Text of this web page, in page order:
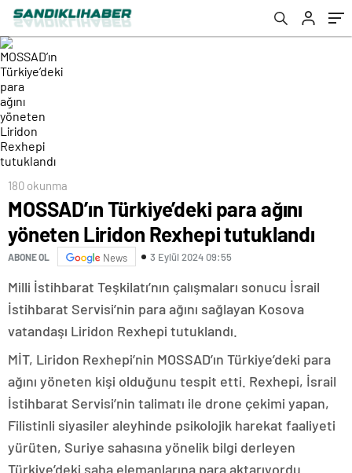
180 okunma
MOSSAD’ın Türkiye’deki para ağını
yöneten Liridon Rexhepi tutuklandı
ABONE OL News 3 Eylül 2024 09:55
Milli İstihbarat Teşkilatı’nın çalışmaları sonucu İsrail
İstihbarat Servisi’nin para ağını sağlayan Kosova
vatandaşı Liridon Rexhepi tutuklandı.
MİT, Liridon Rexhepi’nin MOSSAD’ın Türkiye’deki para
ağını yöneten kişi olduğunu tespit etti. Rexhepi, İsrail
İstihbarat Servisi’nin talimatı ile drone çekimi yapan,
Filistinli siyasiler aleyhinde psikolojik harekat faaliyeti
yürüten, Suriye sahasına yönelik bilgi derleyen
Türkiye’deki saha elemanlarına para aktarıyordu.